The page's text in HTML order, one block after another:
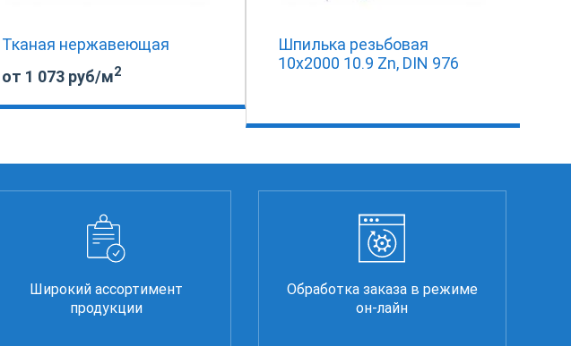
Тканая нержавеющая
от 1 073 руб/м2
Шпилька резьбовая
10х2000 10.9 Zn, DIN 976
Широкий ассортимент
продукции
Обработка заказа в режиме
он-лайн